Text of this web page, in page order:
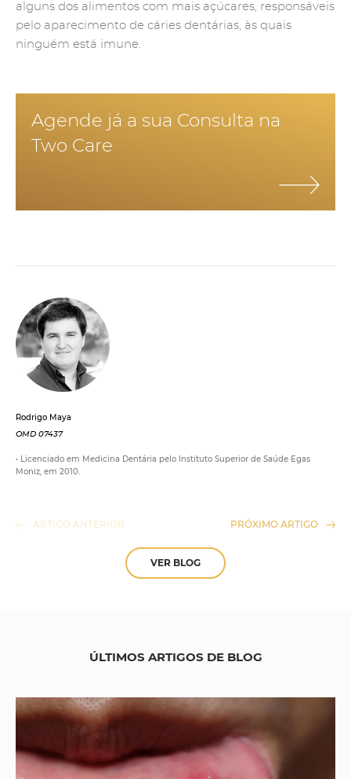
alguns dos alimentos com mais açúcares, responsáveis
pelo aparecimento de cáries dentárias, às quais
ninguém está imune.
Agende já a sua Consulta na
Two Care
Rodrigo Maya
OMD 07437
• Licenciado em Medicina Dentária pelo Instituto Superior de Saúde Egas
Moniz, em 2010.
ARTIGO ANTERIOR
VER BLOG
PRÓXIMO ARTIGO
ÚLTIMOS ARTIGOS DE BLOG